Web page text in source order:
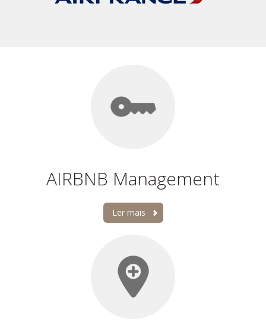
AIRBNB Management
Ler mais